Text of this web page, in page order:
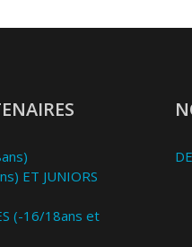
ET JUNIORS
(-16/18ans et